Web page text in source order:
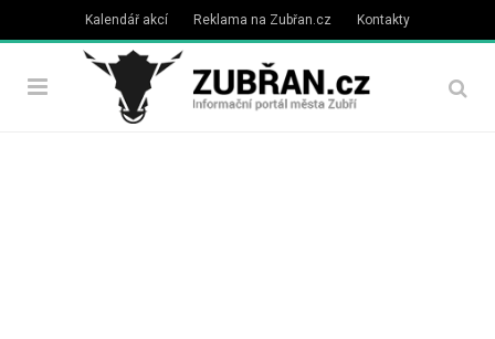
Kalendář akcí Reklama na Zubřan.cz Kontakty